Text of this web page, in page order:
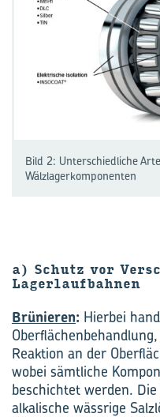
Bild 2: Unterschiedliche
Wälzlagerkomponenten
a) Schutz vor
Lagerlaufbahnen
Brünieren: Hierbei
Reaktion an der
wobei sämtliche
beschichtet werden.
alkalische wässrige